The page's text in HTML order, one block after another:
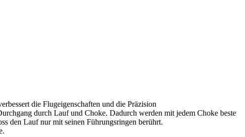
die Flugeigenschaften und die Präzision
durch Lauf und Choke. Dadurch werden mit jedem Choke beste
den Lauf nur mit seinen Führungsringen berührt.